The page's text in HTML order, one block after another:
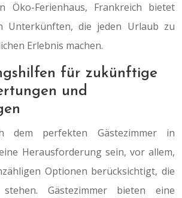
Öko-Ferienhaus, Frankreich bietet
Unterkünften, die jeden Urlaub zu
Erlebnis machen.
für zukünftige
und
dem perfekten Gästezimmer in
Herausforderung sein, vor allem,
Optionen berücksichtigt, die
Gästezimmer bieten eine